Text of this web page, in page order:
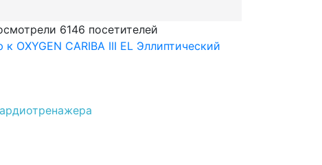
6146 посетителей
OXYGEN CARIBA III EL Эллиптический